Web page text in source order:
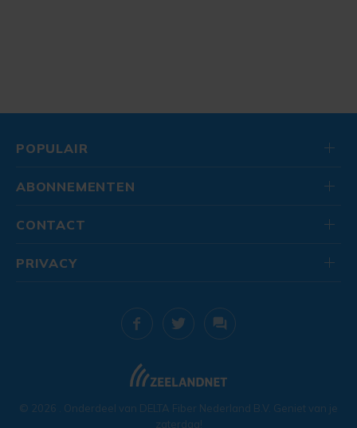
POPULAIR
ABONNEMENTEN
CONTACT
© 2026 . Onderdeel van DELTA Fiber Nederland B.V. Geniet van je
zaterdag!
PRIVACY